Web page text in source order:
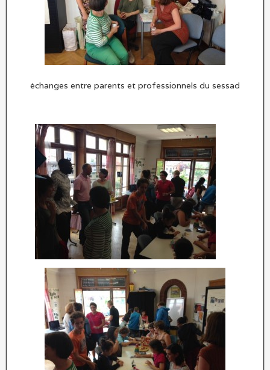
échanges entre parents et professionnels du sessad